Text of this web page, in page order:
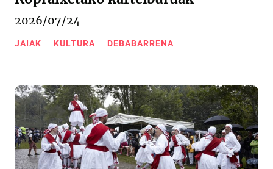
2026/07/24
JAIAK KULTURA DEBABARRENA